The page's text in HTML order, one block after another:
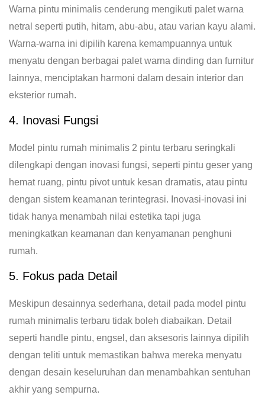
Warna pintu minimalis cenderung mengikuti palet warna
netral seperti putih, hitam, abu-abu, atau varian kayu alami.
Warna-warna ini dipilih karena kemampuannya untuk
menyatu dengan berbagai palet warna dinding dan furnitur
lainnya, menciptakan harmoni dalam desain interior dan
eksterior rumah.
4. Inovasi Fungsi
Model pintu rumah minimalis 2 pintu terbaru seringkali
dilengkapi dengan inovasi fungsi, seperti pintu geser yang
hemat ruang, pintu pivot untuk kesan dramatis, atau pintu
dengan sistem keamanan terintegrasi. Inovasi-inovasi ini
tidak hanya menambah nilai estetika tapi juga
meningkatkan keamanan dan kenyamanan penghuni
rumah.
5. Fokus pada Detail
Meskipun desainnya sederhana, detail pada model pintu
rumah minimalis terbaru tidak boleh diabaikan. Detail
seperti handle pintu, engsel, dan aksesoris lainnya dipilih
dengan teliti untuk memastikan bahwa mereka menyatu
dengan desain keseluruhan dan menambahkan sentuhan
akhir yang sempurna.